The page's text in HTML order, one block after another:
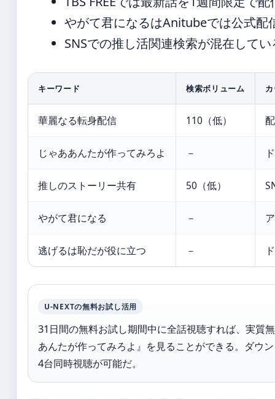
やがて君になるはAnitubeでは公式配
SNSでの推し活関連検索が混在してい
キーワード 検索ボリューム
華麗なる転身配信 110（低）
じゃああんたが作ってみろよ －
推しのストーリー共有 50（低）
やがて君になる －
逃げるは恥だが役に立つ －
U-NEXTの無料お試し活用
31日間の無料お試し期間中に全話視聴すれば、実質
あんたが作ってみろよ』を見ることができる。ダウ
4台同時視聴が可能だ。